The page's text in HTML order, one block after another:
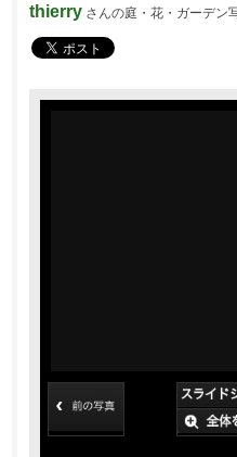
thierryさんの庭・花・ガーデン